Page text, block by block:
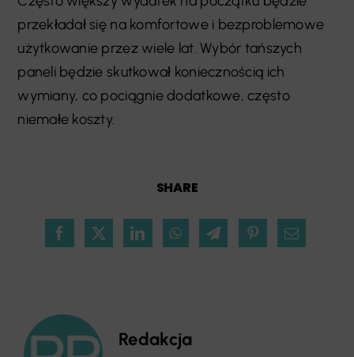
SHARE
przekładał się na komfortowe i bezproblemowe
użytkowanie przez wiele lat. Wybór tańszych
paneli będzie skutkował koniecznością ich
wymiany, co pociągnie dodatkowe, często
niemałe koszty.
Redakcja